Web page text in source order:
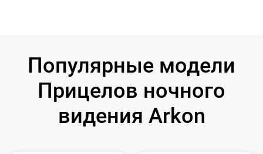
Популярные модели
Прицелов ночного
видения Arkon